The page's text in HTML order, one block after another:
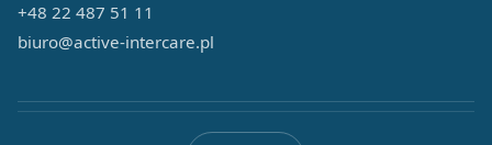
+48 22 487 51 11
biuro@active-intercare.pl